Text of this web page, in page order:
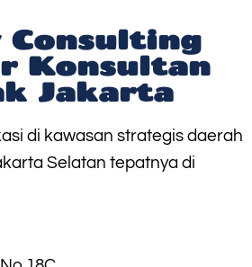
Consulting
Konsultan
Jakarta
di kawasan strategis daerah
Selatan tepatnya di